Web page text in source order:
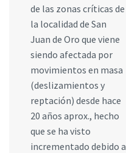
de las zonas críticas de
la localidad de San
Juan de Oro que viene
siendo afectada por
movimientos en masa
(deslizamientos y
reptación) desde hace
20 años aprox., hecho
que se ha visto
incrementado debido a